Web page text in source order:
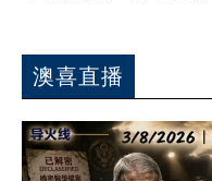
澳喜直播